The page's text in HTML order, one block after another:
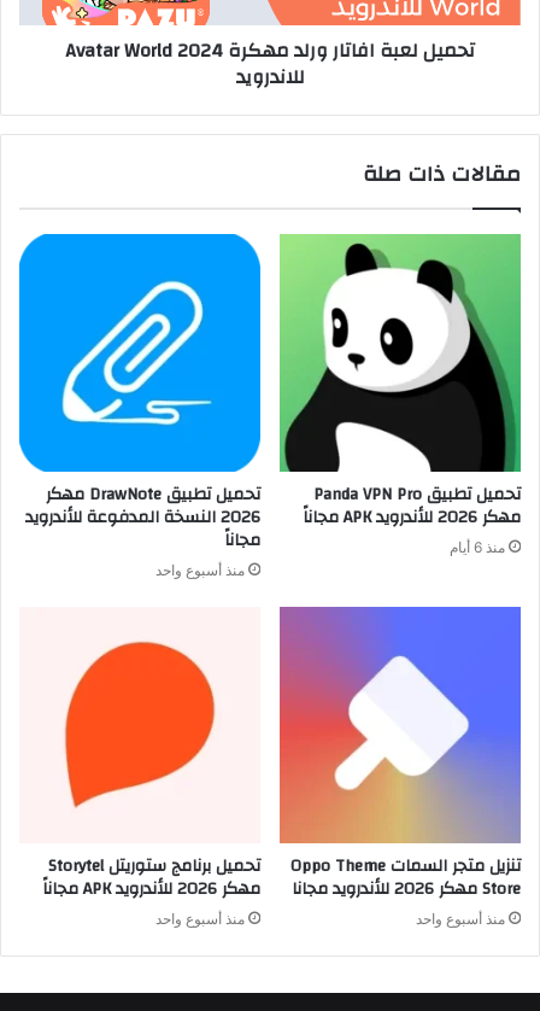
تحميل لعبة افاتار ورلد مهكرة 2024 Avatar World
للاندرويد
مقالات ذات صلة
تحميل تطبيق Panda VPN Pro
مهكر 2026 للأندرويد APK مجاناً
منذ 6 أيام
تحميل تطبيق DrawNote مهكر
2026 النسخة المدفوعة للأندرويد
مجاناً
منذ أسبوع واحد
تنزيل متجر السمات Oppo Theme
Store مهكر 2026 للأندرويد مجانا
منذ أسبوع واحد
تحميل برنامج ستوريتل Storytel
مهكر 2026 للأندرويد APK مجاناً
منذ أسبوع واحد